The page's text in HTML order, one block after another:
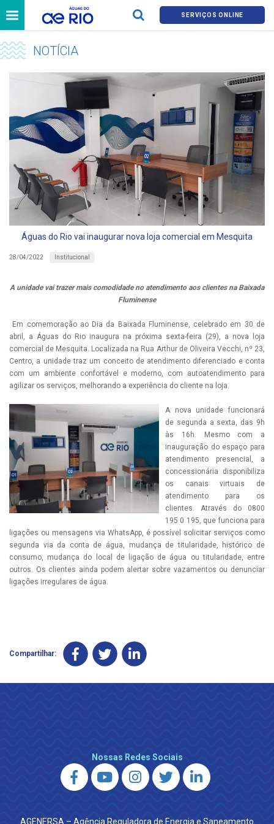
SERVIÇOS ONLINE
NOTÍCIA
Águas do Rio vai inaugurar nova loja comercial em Mesquita
28/04/2022 Institucional
A unidade vai trazer mais comodidade no atendimento aos clientes na Baixada
Fluminense
Em comemoração ao Dia da Baixada Fluminense, celebrado em 30 de
abril, a Águas do Rio inaugura na próxima sexta-feira (29), a nova loja
comercial de Mesquita. Localizada na Rua Arthur de Oliveira Vecchi, nº 23,
Centro, a unidade traz um conceito de atendimento diferenciado e conta
com um ambiente confortável e moderno, com autoatendimento para
agilizar os serviços, melhorando a experiência do cliente na loja.
A nova unidade funcionará
de segunda a sexta, das 9h
às 16h. Mesmo com a
inauguração do espaço para
atendimento presencial, a
concessionária disponibiliza
os canais virtuais de
atendimento para os
clientes. Através do 0800
195 0 195, que funciona para
ligações ou mensagens via WhatsApp, é possível solicitar serviços como
segunda via da conta de água, mudança de titularidade, histórico de
consumo, mudança do local de ligação de água ou titularidade, entre
outros. Os clientes ainda podem alertar sobre vazamentos ou denunciar
ligações irregulares de água.
Compartilhar:
Nossas Redes Sociais
AGENERSA – Agência Reguladora de Energia e Saneamento